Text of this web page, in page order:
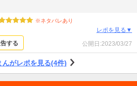
※ネタバレあり
レポを見る▼
する 公開日:2023/03/27
んがレポを見る(4件)